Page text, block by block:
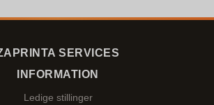
SERVICES
INFORMATION
Ledige stillinger